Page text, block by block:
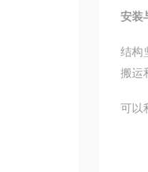
安装
结构
搬运
可以